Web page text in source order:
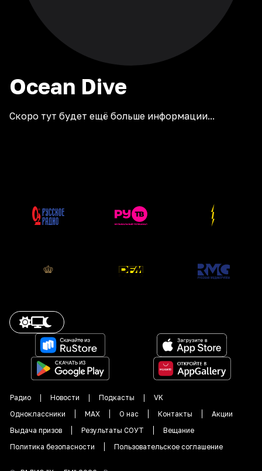
Ocean Dive
Скоро тут будет ещё больше информации...
Радио Новости Подкасты
VK
Одноклассники
MAX О нас Контакты
Акции
Выдача призов
Результаты СОУТ
Вещание
Политика безопасности
Пользовательское соглашение